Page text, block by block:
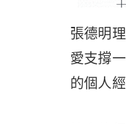
張德明
愛支撐
的個人